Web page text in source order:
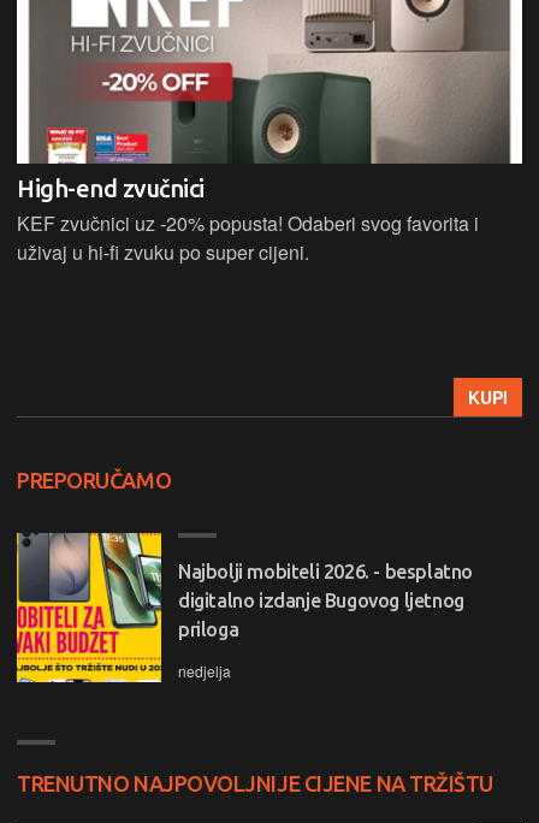
High-end zvučnici
KEF zvučnici uz -20% popusta! Odaberi svog favorita i
uživaj u hi-fi zvuku po super cijeni.
KUPI
PREPORUČAMO
Najbolji mobiteli 2026. - besplatno
digitalno izdanje Bugovog ljetnog
priloga
nedjelja
TRENUTNO NAJPOVOLJNIJE CIJENE NA TRŽIŠTU